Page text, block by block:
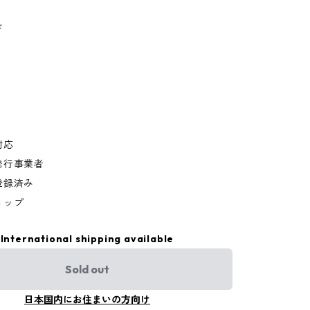
応
事業者
済み
ップ
International shipping available
Sold out
日本国内にお住まいの方向け